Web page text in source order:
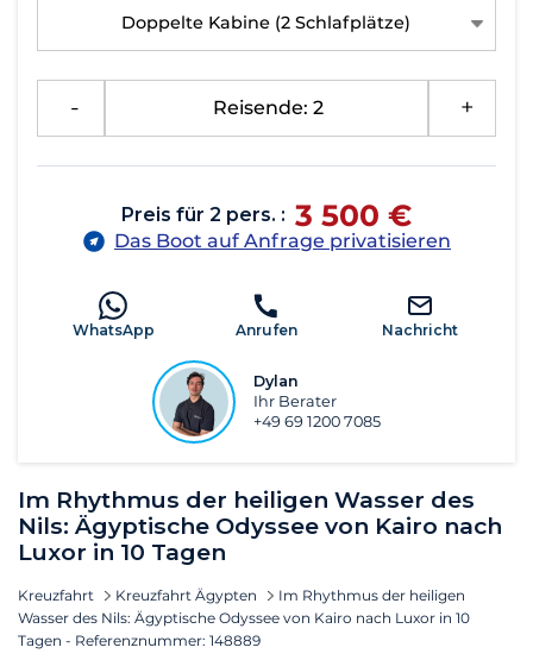
Im Rhythmus der heiligen Wasser des
Nils: Ägyptische Odyssee von Kairo nach
Luxor in 10 Tagen
Kreuzfahrt Kreuzfahrt Ägypten
Im Rhythmus der heiligen
Wasser des Nils: Ägyptische Odyssee von Kairo nach Luxor in 10
Tagen - Referenznummer: 148889
Doppelte Kabine (2 Schlafplätze)
Reisende: 2
Preis für 2 pers. : 3 500 €
Das Boot auf Anfrage privatisieren
WhatsApp Anrufen Nachricht
Dylan
Ihr Berater
+49 69 1200 7085